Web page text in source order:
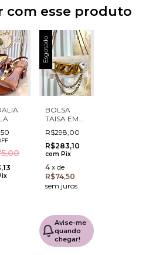
com esse produto
Esgotado
BOLSA
TAISA EM
COURO
CROCO
MARFIM
com Alça de
Corrente
R$298,00
R$283,10
com Pix
4 x de
R$74,50
sem juros
Avise-me
quando
chegar!